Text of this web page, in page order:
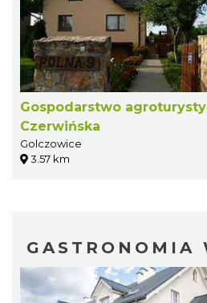
Gospodarstwo
Czerwińska
Golczowice
3.57 km
GASTRONOMIA